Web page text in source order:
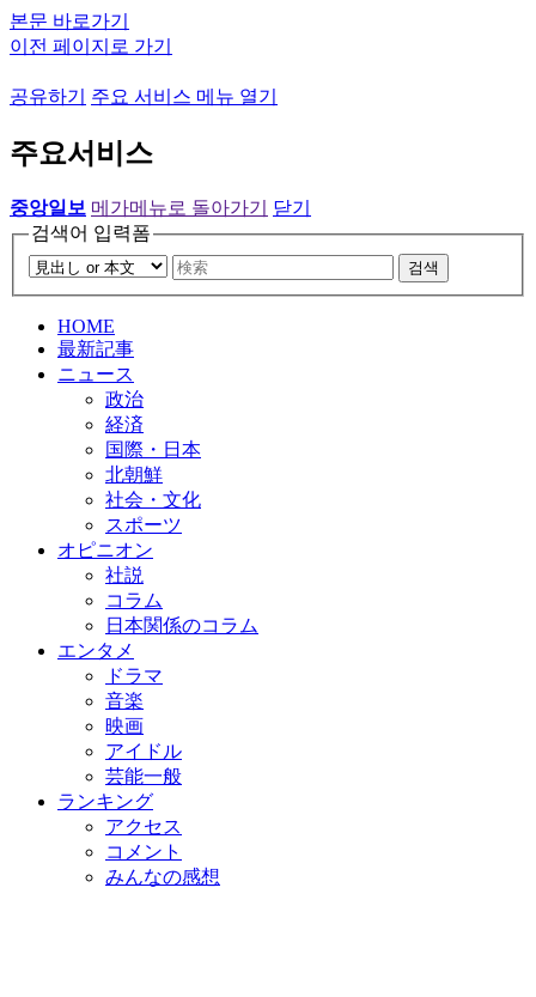
본문 바로가기
이전 페이지로 가기
공유하기 주요 서비스 메뉴 열기
주요서비스
중앙일보 메가메뉴로 돌아가기
닫기
검색어 입력폼
검색
HOME
最新記事
ニュース
政治
経済
国際・日本
北朝鮮
社会・文化
スポーツ
オピニオン
社説
コラム
日本関係のコラム
エンタメ
ドラマ
音楽
映画
アイドル
芸能一般
ランキング
アクセス
コメント
みんなの感想